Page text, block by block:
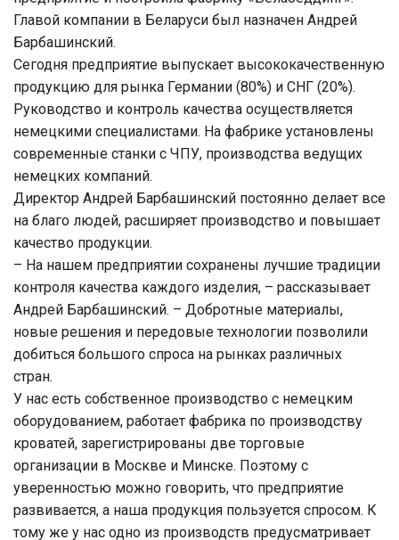
Главой компании в Беларуси был назначен Андрей
Барбашинский.
Сегодня предприятие выпускает высококачественную
продукцию для рынка Германии (80%) и СНГ (20%).
Руководство и контроль качества осуществляется
немецкими специалистами. На фабрике установлены
современные станки с ЧПУ, производства ведущих
немецких компаний.
Директор Андрей Барбашинский постоянно делает все
на благо людей, расширяет производство и повышает
качество продукции.
– На нашем предприятии сохранены лучшие традиции
контроля качества каждого изделия, – рассказывает
Андрей Барбашинский. – Добротные материалы,
новые решения и передовые технологии позволили
добиться большого спроса на рынках различных
стран.
У нас есть собственное производство с немецким
оборудованием, работает фабрика по производству
кроватей, зарегистрированы две торговые
организации в Москве и Минске. Поэтому с
уверенностью можно говорить, что предприятие
развивается, а наша продукция пользуется спросом. К
тому же у нас одно из производств предусматривает